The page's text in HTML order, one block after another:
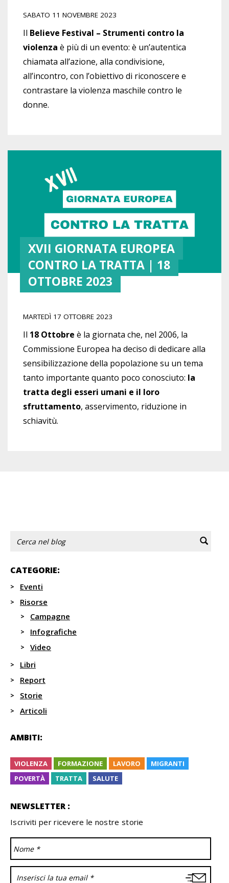
SABATO 11 NOVEMBRE 2023
Il Believe Festival – Strumenti contro la
violenza è più di un evento: è un’autentica
chiamata all’azione, alla condivisione,
all’incontro, con l’obiettivo di riconoscere e
contrastare la violenza maschile contro le
donne.
XVII GIORNATA EUROPEA
CONTRO LA TRATTA | 18
OTTOBRE 2023
MARTEDÌ 17 OTTOBRE 2023
Il 18 Ottobre è la giornata che, nel 2006, la
Commissione Europea ha deciso di dedicare alla
sensibilizzazione della popolazione su un tema
tanto importante quanto poco conosciuto: la
tratta degli esseri umani e il loro
sfruttamento, asservimento, riduzione in
schiavitù.
CATEGORIE:
Eventi
Risorse
Campagne
Infografiche
Video
Libri
Report
Storie
Articoli
AMBITI:
VIOLENZA FORMAZIONE LAVORO
MIGRANTI
POVERTÀ
TRATTA SALUTE
NEWSLETTER :
Iscriviti per ricevere le nostre storie